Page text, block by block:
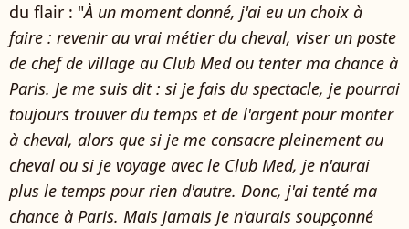
du flair : "À un moment donné, j'ai eu un choix à
faire : revenir au vrai métier du cheval, viser un poste
de chef de village au Club Med ou tenter ma chance à
Paris. Je me suis dit : si je fais du spectacle, je pourrai
toujours trouver du temps et de l'argent pour monter
à cheval, alors que si je me consacre pleinement au
cheval ou si je voyage avec le Club Med, je n'aurai
plus le temps pour rien d'autre. Donc, j'ai tenté ma
chance à Paris. Mais jamais je n'aurais soupçonné